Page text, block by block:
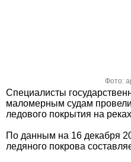
Фото:
Специалисты
маломерным судам
ледового покрытия на
По данным на 16 декабря
ледяного покрова